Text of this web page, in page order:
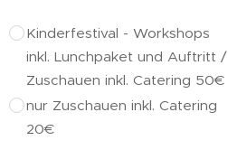
Kinderfestival - Workshops
inkl. Lunchpaket und Auftritt /
Zuschauen inkl. Catering 50€
nur Zuschauen inkl. Catering
20€